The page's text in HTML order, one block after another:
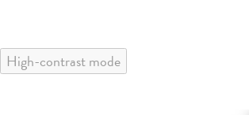
High-contrast mode